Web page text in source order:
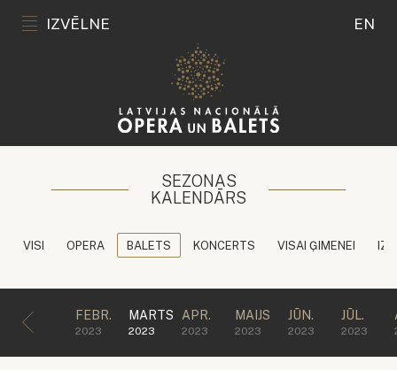
IZVĒLNE EN
SEZONAS
KALENDĀRS
VISI OPERA BALETS KONCERTS VISAI ĢIMENEI
FEBR.
2023
MARTS
2023
APR.
2023
MAIJS
2023
JŪN.
2023
JŪL.
2023